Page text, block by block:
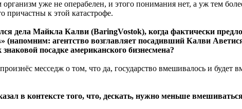
уже не операбелен, и этого понимания нет, а уж тем
причастны к этой катастрофе.
дела Майкла Калви (BaringVostok), когда фактически
агентство возглавляет посадивший Калви
посадке американского бизнесмена?
месседж о том, что да, государство вмешивалось и будет
в контексте того, что, дескать, нужно меньше